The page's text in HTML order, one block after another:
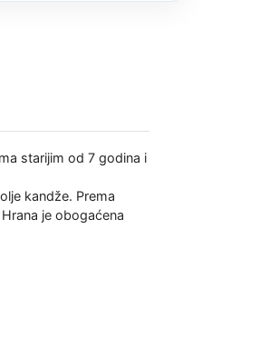
starijim od 7 godina i
kandže. Prema
je obogaćena